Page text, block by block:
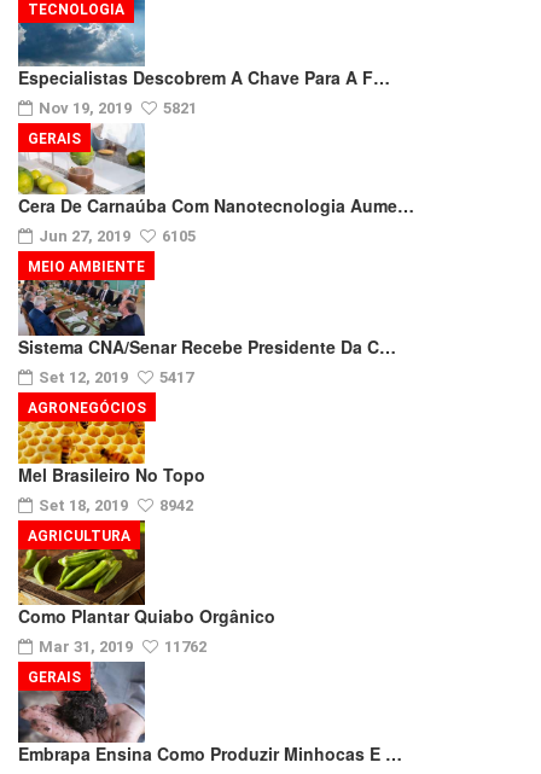
Especialistas Descobrem A Chave Para A F…
Nov 19, 2019 5821
TECNOLOGIA
Cera De Carnaúba Com Nanotecnologia Aume…
Jun 27, 2019 6105
GERAIS
Sistema CNA/Senar Recebe Presidente Da C…
Set 12, 2019 5417
MEIO AMBIENTE
Mel Brasileiro No Topo
Set 18, 2019 8942
AGRONEGÓCIOS
Como Plantar Quiabo Orgânico
Mar 31, 2019 11762
AGRICULTURA
Embrapa Ensina Como Produzir Minhocas E …
GERAIS